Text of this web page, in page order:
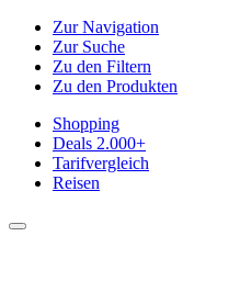
Zur Navigation
Zur Suche
Zu den Filtern
Zu den Produkten
Shopping
Deals 2.000+
Tarifvergleich
Reisen